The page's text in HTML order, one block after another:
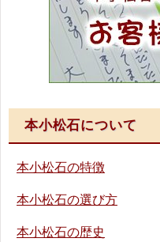
本小松石について
本小松石の特徴
本小松石の選び方
本小松石の歴史